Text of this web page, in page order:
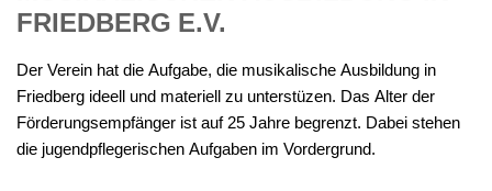
FRIEDBERG E.V.
Der Verein hat die Aufgabe, die musikalische Ausbildung in
Friedberg ideell und materiell zu unterstüzen. Das Alter der
Förderungsempfänger ist auf 25 Jahre begrenzt. Dabei stehen
die jugendpflegerischen Aufgaben im Vordergrund.